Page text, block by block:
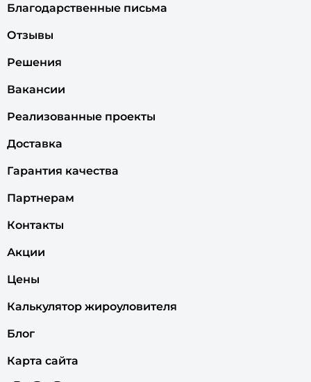
Благодарственные письма
Отзывы
Решения
Вакансии
Реализованные проекты
Доставка
Гарантия качества
Партнерам
Контакты
Акции
Цены
Калькулятор жироуловителя
Блог
Карта сайта